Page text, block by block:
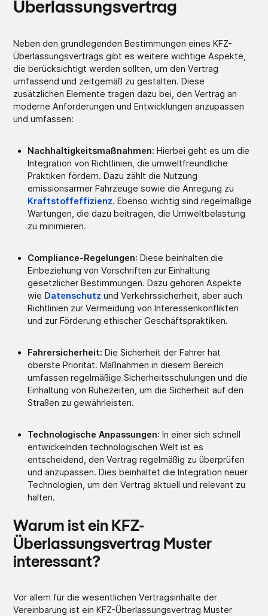
Überlassungsvertrag
Neben den grundlegenden Bestimmungen eines KFZ-
Überlassungsvertrags gibt es weitere wichtige Aspekte,
die berücksichtigt werden sollten, um den Vertrag
umfassend und zeitgemäß zu gestalten. Diese
zusätzlichen Elemente tragen dazu bei, den Vertrag an
moderne Anforderungen und Entwicklungen anzupassen
und umfassen:
Nachhaltigkeitsmaßnahmen: Hierbei geht es um die
Integration von Richtlinien, die umweltfreundliche
Praktiken fördern. Dazu zählt die Nutzung
emissionsarmer Fahrzeuge sowie die Anregung zu
Kraftstoffeffizienz. Ebenso wichtig sind regelmäßige
Wartungen, die dazu beitragen, die Umweltbelastung
zu minimieren.
Compliance-Regelungen: Diese beinhalten die
Einbeziehung von Vorschriften zur Einhaltung
gesetzlicher Bestimmungen. Dazu gehören Aspekte
wie Datenschutz und Verkehrssicherheit, aber auch
Richtlinien zur Vermeidung von Interessenkonflikten
und zur Förderung ethischer Geschäftspraktiken.
Fahrersicherheit: Die Sicherheit der Fahrer hat
oberste Priorität. Maßnahmen in diesem Bereich
umfassen regelmäßige Sicherheitsschulungen und die
Einhaltung von Ruhezeiten, um die Sicherheit auf den
Straßen zu gewährleisten.
Technologische Anpassungen: In einer sich schnell
entwickelnden technologischen Welt ist es
entscheidend, den Vertrag regelmäßig zu überprüfen
und anzupassen. Dies beinhaltet die Integration neuer
Technologien, um den Vertrag aktuell und relevant zu
halten.
Warum ist ein KFZ-
Überlassungsvertrag Muster
interessant?
Vor allem für die wesentlichen Vertragsinhalte der
Vereinbarung ist ein KFZ-Überlassungsvertrag Muster